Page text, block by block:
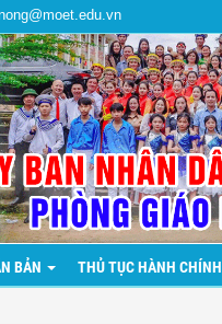
BẢN THỦ TỤC HÀNH CHÍNH